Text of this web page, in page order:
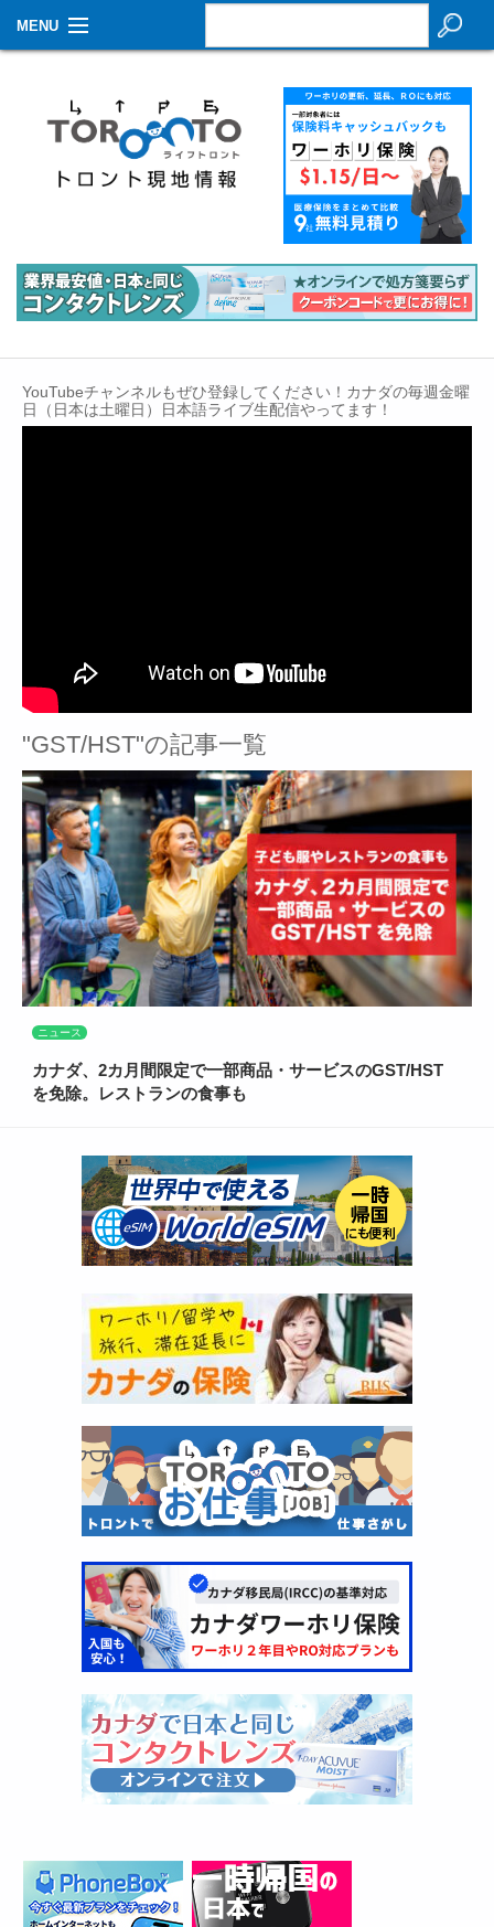
MENU
生活情報
その他
イベントカレンダー
About Us
YouTubeチャンネルもぜひ登録してください！カナダの毎週金曜
日（日本は土曜日）日本語ライブ生配信やってます！
"GST/HST"の記事一覧
ニュース
カナダ、2カ月間限定で一部商品・サービスのGST/HST
を免除。レストランの食事も